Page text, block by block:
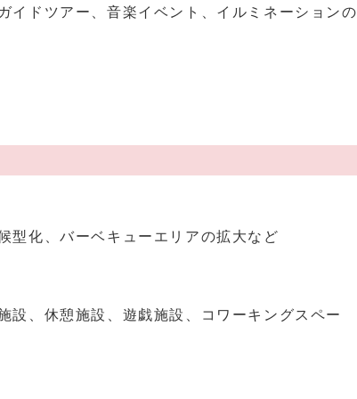
イドツアー、音楽イベント、イルミネーションの
型化、バーベキューエリアの拡大など
設、休憩施設、遊戯施設、コワーキングスペー